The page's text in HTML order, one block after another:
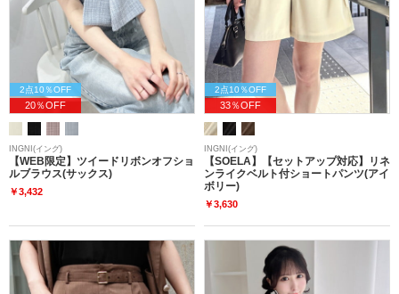
2点10％OFF
20％OFF
INGNI(イング)
【WEB限定】ツイードリボンオフショ
ルブラウス(サックス)
￥3,432
2点10％OFF
33％OFF
INGNI(イング)
【SOELA】【セットアップ対応】リネ
ンライクベルト付ショートパンツ(アイ
ボリー)
￥3,630